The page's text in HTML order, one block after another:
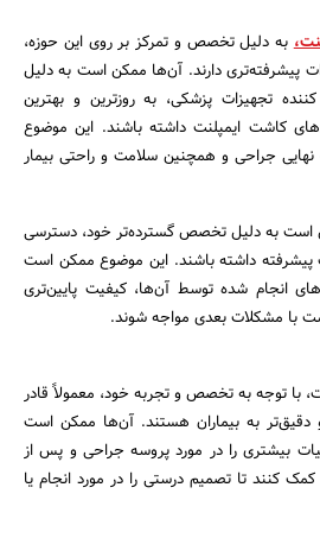
به دلیل تخصص و تمرکز بر روی این حوزه،
پیشرفته‌تری دارند. آن‌ها ممکن است به دلیل
تجهیزات پزشکی، به روزترین و بهترین
کاشت ایمپلنت داشته باشند. این موضوع
نهایی جراحی و همچنین سلامت و راحتی بیمار
است به دلیل تخصص گسترده‌تر خود، دسترسی
پیشرفته داشته باشند. این موضوع ممکن است
انجام شده توسط آن‌ها، کیفیت پایین‌تری
با مشکلات بعدی مواجه شوند.
با توجه به تخصص و تجربه خود، معمولاً قادر
دقیق‌تر به بیماران هستند. آن‌ها ممکن است
بیشتری را در مورد پروسه جراحی و پس از
کنند تا تصمیم درستی را در مورد انجام یا